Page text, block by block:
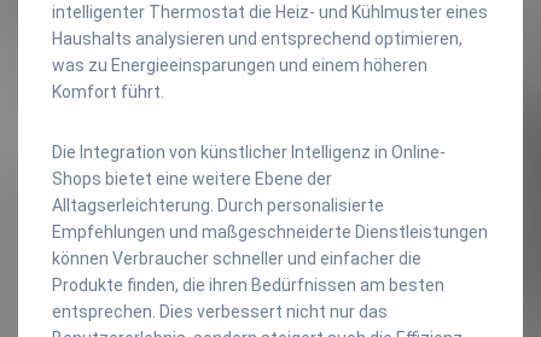
intelligenter Thermostat die Heiz- und Kühlmuster eines
Haushalts analysieren und entsprechend optimieren,
was zu Energieeinsparungen und einem höheren
Komfort führt.
Die Integration von künstlicher Intelligenz in Online-
Shops bietet eine weitere Ebene der
Alltagserleichterung. Durch personalisierte
Empfehlungen und maßgeschneiderte Dienstleistungen
können Verbraucher schneller und einfacher die
Produkte finden, die ihren Bedürfnissen am besten
entsprechen. Dies verbessert nicht nur das